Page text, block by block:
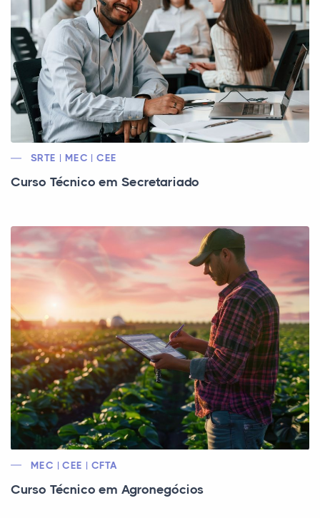
SRTE | MEC | CEE
Curso Técnico em Secretariado
MEC | CEE | CFTA
Curso Técnico em Agronegócios